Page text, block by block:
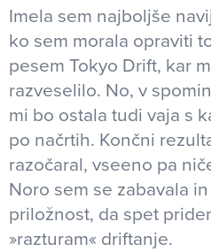
Imela sem najboljše
ko sem morala opraviti
pesem Tokyo Drift, kar
razveselilo. No, v
mi bo ostala tudi vaja s
po načrtih. Končni
razočaral, vseeno pa
Noro sem se zabavala
priložnost, da spet
»razturam« driftanje.